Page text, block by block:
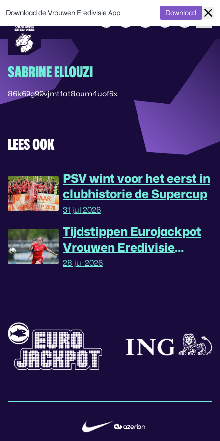
SABRINE ELLOUZI
86k69g99vjmt1at8oum4uof6x
LEES OOK
PSV wint voor het eerst in
clubhistorie de Supercup
31 jul 2026
Tijdstippen Eurojackpot
Vrouwen Eredivisie
omgedraaid
28 jul 2026
Download de Vrouwen Eredivisie App Download